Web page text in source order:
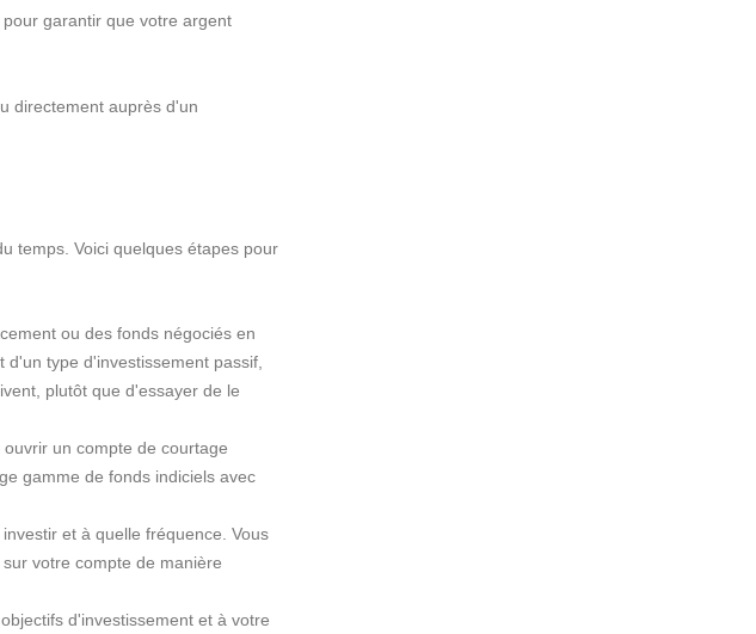
garantir que votre argent
directement auprès d'un
temps. Voici quelques étapes pour
ou des fonds négociés en
type d'investissement passif,
plutôt que d'essayer de le
un compte de courtage
gamme de fonds indiciels avec
et à quelle fréquence. Vous
votre compte de manière
d'investissement et à votre